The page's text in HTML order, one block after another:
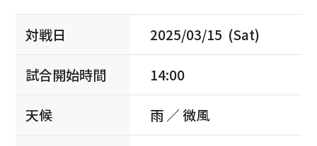
対戦日 2025/03/15 (Sat)
試合開始時間 14:00
天候 雨 ／ 微風